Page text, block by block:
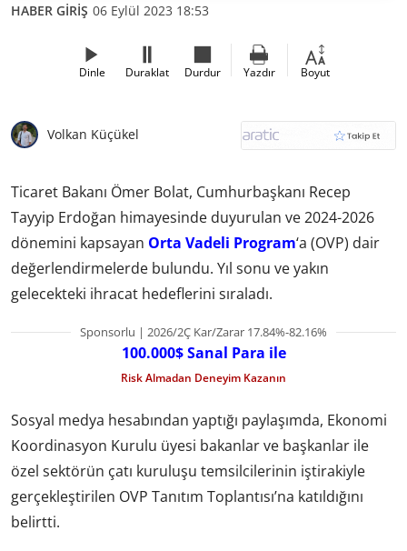
HABER GİRİŞ 06 Eylül 2023 18:53
Dinle Duraklat Durdur Yazdır Boyut
Volkan Küçükel
Ticaret Bakanı Ömer Bolat, Cumhurbaşkanı Recep
Tayyip Erdoğan himayesinde duyurulan ve 2024-2026
dönemini kapsayan Orta Vadeli Program‘a (OVP) dair
değerlendirmelerde bulundu. Yıl sonu ve yakın
gelecekteki ihracat hedeflerini sıraladı.
Sponsorlu | 2026/2Ç Kar/Zarar 17.84%-82.16%
100.000$ Sanal Para ile
Risk Almadan Deneyim Kazanın
Sosyal medya hesabından yaptığı paylaşımda, Ekonomi
Koordinasyon Kurulu üyesi bakanlar ve başkanlar ile
özel sektörün çatı kuruluşu temsilcilerinin iştirakiyle
gerçekleştirilen OVP Tanıtım Toplantısı’na katıldığını
belirtti.